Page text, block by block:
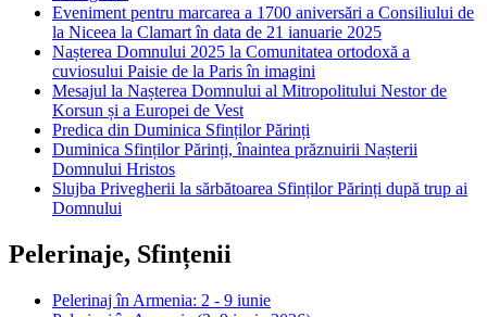
Eveniment pentru marcarea a 1700 aniversări a Consiliului de
la Niceea la Clamart în data de 21 ianuarie 2025
Nașterea Domnului 2025 la Comunitatea ortodoxă a
cuviosului Paisie de la Paris în imagini
Mesajul la Nașterea Domnului al Mitropolitului Nestor de
Korsun și a Europei de Vest
Predica din Duminica Sfinților Părinți
Duminica Sfinților Părinți, înaintea prăznuirii Nașterii
Domnului Hristos
Slujba Privegherii la sărbătoarea Sfinților Părinți după trup ai
Domnului
Pelerinaje, Sfințenii
Pelerinaj în Armenia: 2 - 9 iunie